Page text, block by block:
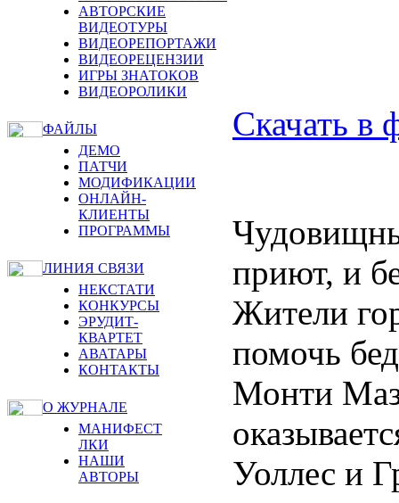
АВТОРСКИЕ
ВИДЕОТУРЫ
ВИДЕОРЕПОРТАЖИ
ВИДЕОРЕЦЕНЗИИ
ИГРЫ ЗНАТОКОВ
ВИДЕОРОЛИКИ
ФАЙЛЫ
ДЕМО
ПАТЧИ
МОДИФИКАЦИИ
ОНЛАЙН-
КЛИЕНТЫ
ПРОГРАММЫ
ЛИНИЯ СВЯЗИ
НЕКСТАТИ
КОНКУРСЫ
ЭРУДИТ-
КВАРТЕТ
АВАТАРЫ
КОНТАКТЫ
О ЖУРНАЛЕ
МАНИФЕСТ
ЛКИ
НАШИ
АВТОРЫ
Скачать в
приют, и
Жители
помочь
Монти
Уоллес и